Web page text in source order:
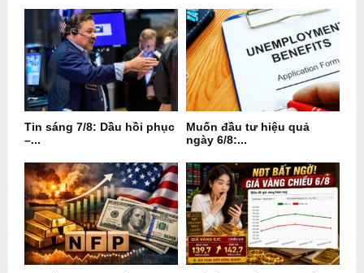
Tin sáng 7/8: Dầu hồi phục
–...
Muốn đầu tư hiệu quả
ngày 6/8:...